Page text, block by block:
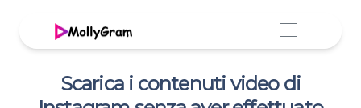
Scarica i contenuti video di